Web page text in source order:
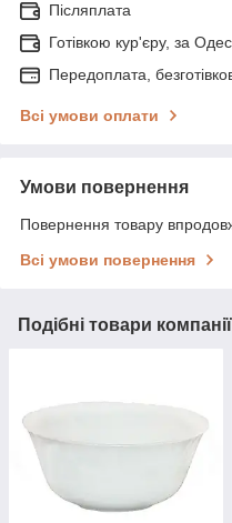
Післяплата
Готівкою кур'єру, за
Передоплата,
Всі умови оплати
Умови повернення
Повернення товару
Всі умови повернення
Подібні товари компанії